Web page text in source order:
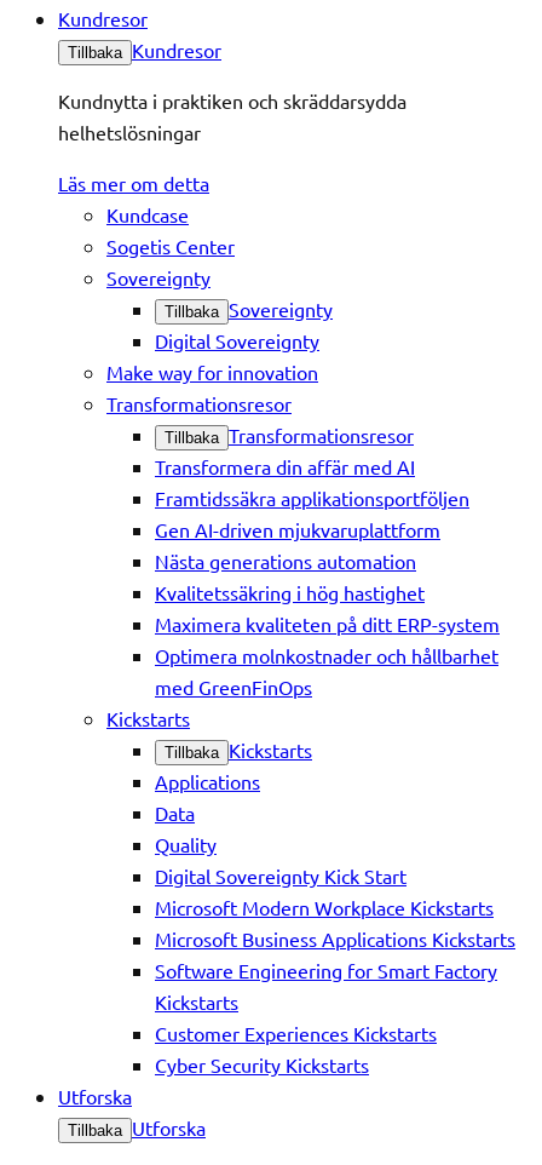
Kundresor
Tillbaka Kundresor
Kundnytta i praktiken och skräddarsydda
helhetslösningar
Läs mer om detta
Kundcase
Sogetis Center
Sovereignty
Tillbaka Sovereignty
Digital Sovereignty
Make way for innovation
Transformationsresor
Tillbaka Transformationsresor
Transformera din affär med AI
Framtidssäkra applikationsportföljen
Gen AI-driven mjukvaruplattform
Nästa generations automation
Kvalitetssäkring i hög hastighet
Maximera kvaliteten på ditt ERP-system
Optimera molnkostnader och hållbarhet
med GreenFinOps
Kickstarts
Tillbaka Kickstarts
Applications
Data
Quality
Digital Sovereignty Kick Start
Microsoft Modern Workplace Kickstarts
Microsoft Business Applications Kickstarts
Software Engineering for Smart Factory
Kickstarts
Customer Experiences Kickstarts
Cyber Security Kickstarts
Utforska
Tillbaka Utforska